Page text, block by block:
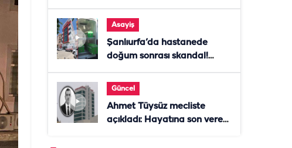
Asayiş
Şanlıurfa’da hastanede
doğum sonrası skandal!
Güncel
Ahmet Tüysüz mecliste
açıkladı: Hayatına son veren